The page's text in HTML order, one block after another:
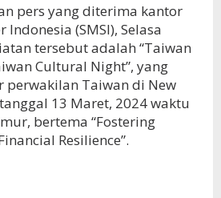
pers yang diterima kantor
(SMSI), Selasa
tersebut adalah “Taiwan
Cultural Night”, yang
perwakilan Taiwan di New
13 Maret, 2024 waktu
bertema “Fostering
Resilience”.